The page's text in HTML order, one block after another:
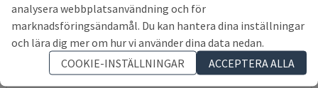
analysera webbplatsanvändning och för
marknadsföringsändamål. Du kan hantera dina inställningar
och lära dig mer om hur vi använder dina data nedan.
COOKIE-INSTÄLLNINGAR
ACCEPTERA ALLA